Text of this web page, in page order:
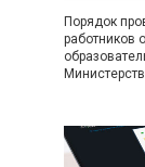
Порядок
работников